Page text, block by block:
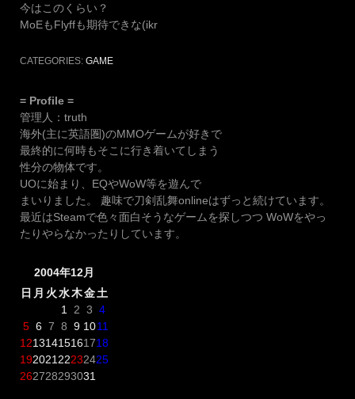
今はこのくらい？
MoEもFlyffも期待できな(ikr
CATEGORIES: GAME
= Profile =
管理人：truth
海外(主に英語圏)のMMOゲームが好きで
最終的に何時もそこに行き着いてしまう
性分の物体です。
UOに始まり、EQやWoW等を遊んで
まいりました。 趣味で刀剣乱舞onlineはずっと続けています。
最近はSteamで色々面白そうなゲームを探しつつ WoWをやっ
たりやらなかったりしています。
2004年12月
日 月 火水木金土
1
2 3 4
5 6 7 8 9 1011
12131415161718
192021 22232425
262728293031